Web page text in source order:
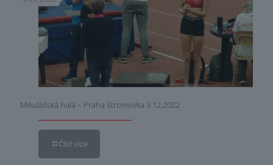
Mikulášská hala – Praha Stromovka 3.12.2022
Číst více